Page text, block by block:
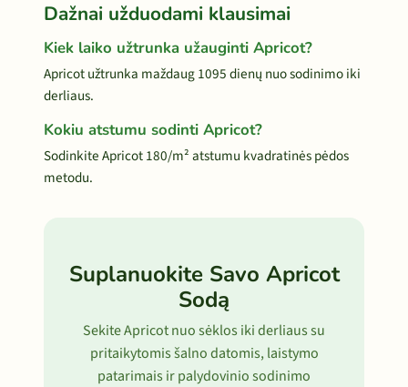
Dažnai užduodami klausimai
Kiek laiko užtrunka užauginti Apricot?
Apricot užtrunka maždaug 1095 dienų nuo sodinimo iki
derliaus.
Kokiu atstumu sodinti Apricot?
Sodinkite Apricot 180/m² atstumu kvadratinės pėdos
metodu.
Suplanuokite Savo Apricot
Sodą
Sekite Apricot nuo sėklos iki derliaus su
pritaikytomis šalno datomis, laistymo
patarimais ir palydovinio sodinimo